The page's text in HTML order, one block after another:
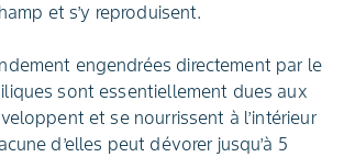
et s’y reproduisent.
engendrées directement par le
sont essentiellement dues aux
et se nourrissent à l’intérieur
d’elles peut dévorer jusqu’à 5